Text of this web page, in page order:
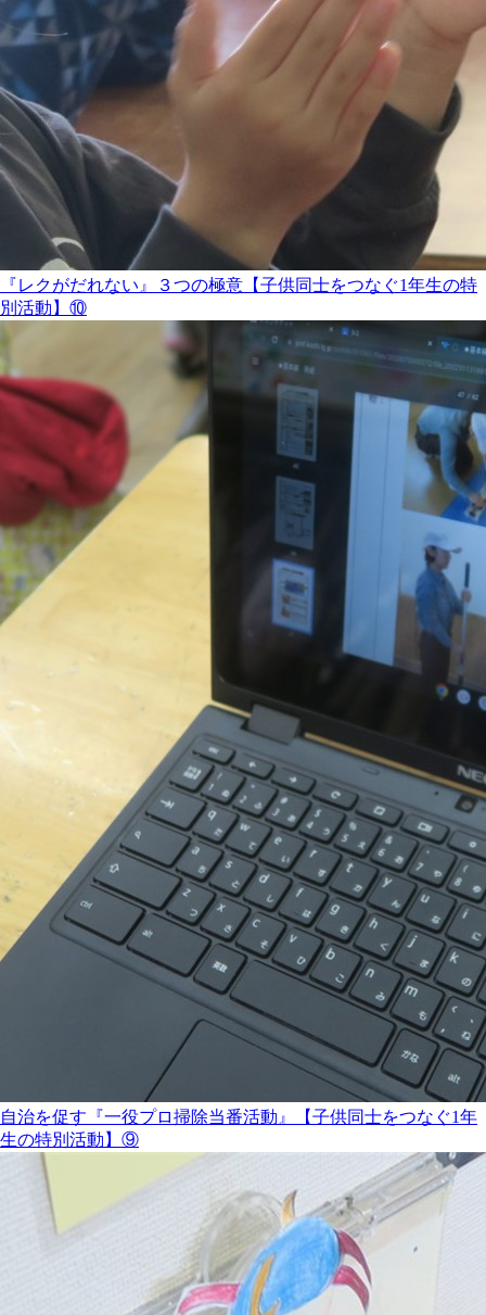
『レクがだれない』３つの極意【子供同士をつなぐ1年生の特
別活動】⑩
自治を促す『一役プロ掃除当番活動』【子供同士をつなぐ1年
生の特別活動】⑨